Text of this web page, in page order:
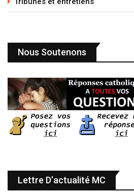
Nous Soutenons
Lettre D’actualité MC